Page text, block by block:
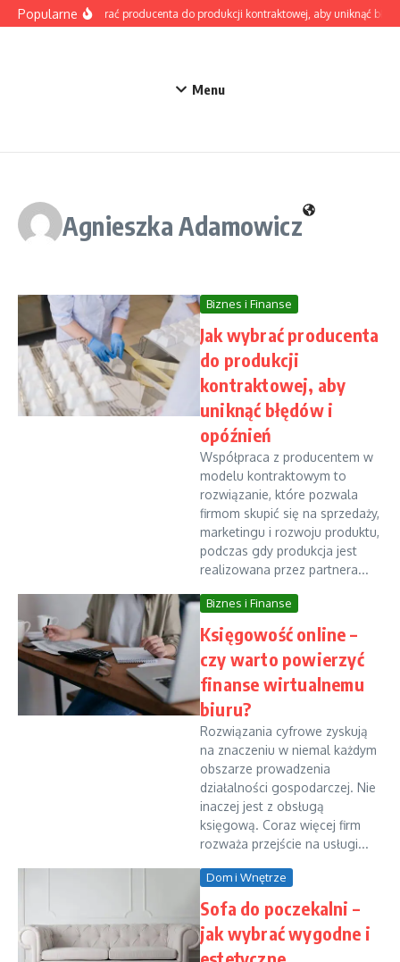
Przejdź do treści
PopularneJak wybrać producenta do produkcji kontraktowej, aby uniknąć
Menu
Agnieszka Adamowicz
Biznes i Finanse
Jak wybrać producenta
do produkcji
kontraktowej, aby
uniknąć błędów i
opóźnień
Współpraca z producentem w
modelu kontraktowym to
rozwiązanie, które pozwala
firmom skupić się na sprzedaży,
marketingu i rozwoju produktu,
podczas gdy produkcja jest
realizowana przez partnera...
Biznes i Finanse
Księgowość online –
czy warto powierzyć
finanse wirtualnemu
biuru?
Rozwiązania cyfrowe zyskują
na znaczeniu w niemal każdym
obszarze prowadzenia
działalności gospodarczej. Nie
inaczej jest z obsługą
księgową. Coraz więcej firm
rozważa przejście na usługi...
Dom i Wnętrze
Sofa do poczekalni –
jak wybrać wygodne i